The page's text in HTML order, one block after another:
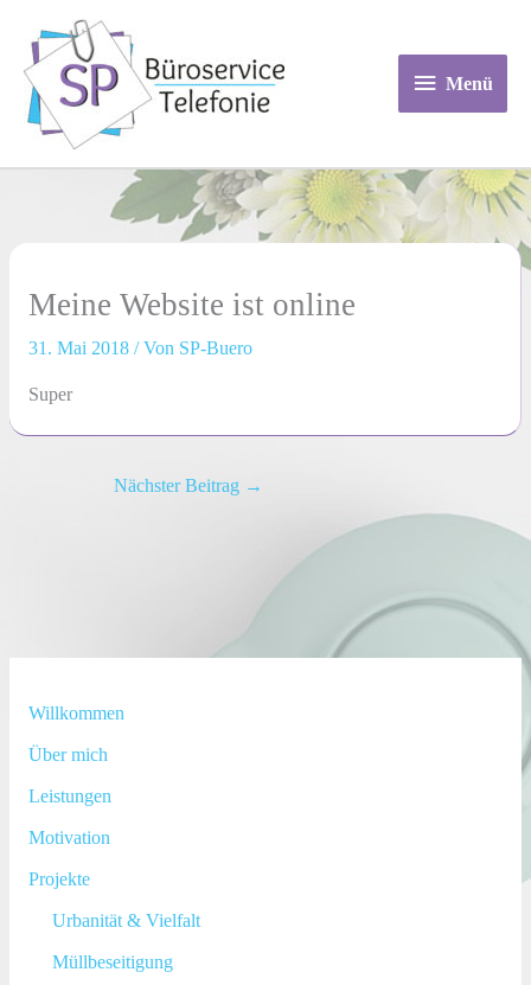
Inhalt
springen
Menü
Willkommen
Über mich
Leistungen
Motivation
Projekte
Urbanität & Vielfalt
Müllbeseitigung
Meine Website ist online
31. Mai 2018 / Von SP-Buero
Super
Nächster Beitrag →